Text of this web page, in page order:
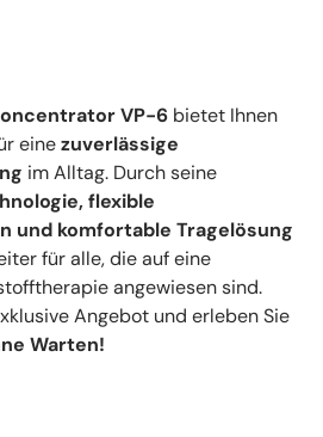
VP-6 bietet Ihnen
einezuverlässige
im Alltag. Durch seine
flexible
und komfortable Tragelösung
für alle, die auf eine
angewiesen sind.
Angebot und erleben Sie
Warten!